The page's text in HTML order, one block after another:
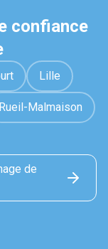
confiance
Lille
Rueil-Malmaison
de